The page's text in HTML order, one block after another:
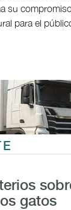
su
para el
gatos